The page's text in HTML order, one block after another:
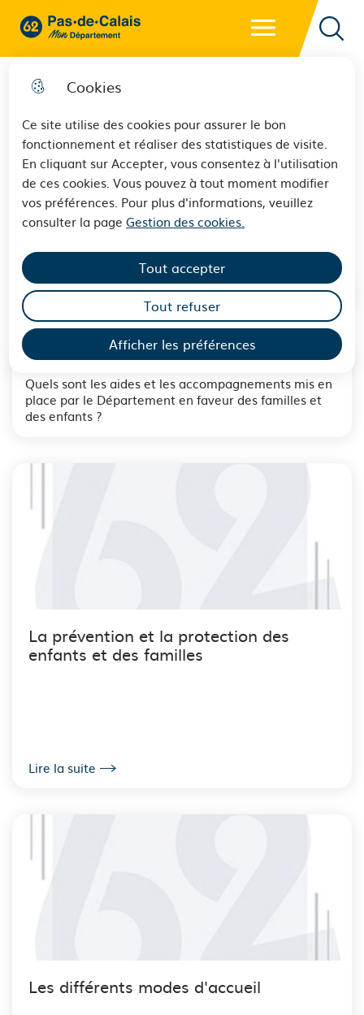
Cookies
Ce site utilise des cookies pour assurer le bon
fonctionnement et réaliser des statistiques de visite.
En cliquant sur Accepter, vous consentez à l'utilisation
de ces cookies. Vous pouvez à tout moment modifier
vos préférences. Pour plus d'informations, veuillez
consulter la pageGestion des cookies.
Afficher les préférences
Tout accepter
Tout refuser
62 - Pas-de-Calais Mon Département - Retour à l'accueil
Les aides et les
accompagnements en faveur
des familles et des enfants
Quels sont les aides et les accompagnements mis en
place par le Département en faveur des familles et
des enfants ?
La prévention et la protection des
enfants et des familles
Lire la suite
Les différents modes d'accueil